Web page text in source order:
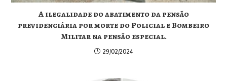
A ilegalidade do abatimento da pensão
previdenciária por morte do Policial e Bombeiro
Militar na pensão especial.
29/02/2024